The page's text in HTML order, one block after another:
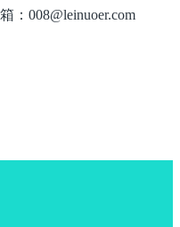
：008@leinuoer.com